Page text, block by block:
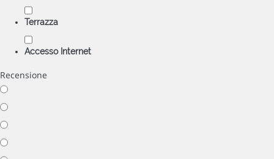
Terrazza
Accesso Internet
Recensione